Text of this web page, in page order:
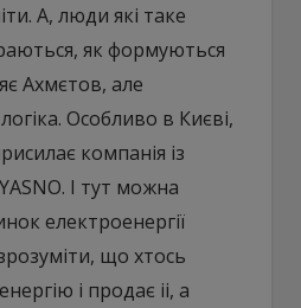
А, люди які таке
як формуються
Ахмєтов, але
Особливо в Києві,
компанія із
І тут можна
електроенергії
що хтось
і продає іі, а